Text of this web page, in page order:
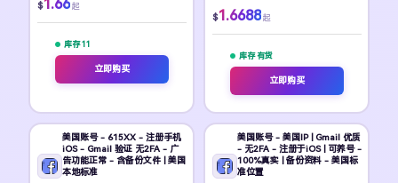
$1.66 起
库存 11
立即购买
$1.6688 起
库存 有货
立即购买
美国账号 - 615XX - 注册手机
iOS - Gmail 验证 无2FA - 广
告功能正常 - 含备份文件 | 美国
本地标准
美国账号 - 美国IP | Gmail 优质
- 无2FA - 注册于iOS | 可养号 -
100%真实 | 备份资料 - 美国标
准位置